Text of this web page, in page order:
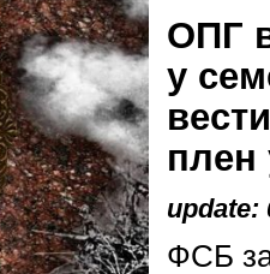
ОПГ
у
плен
update:
ФСБ